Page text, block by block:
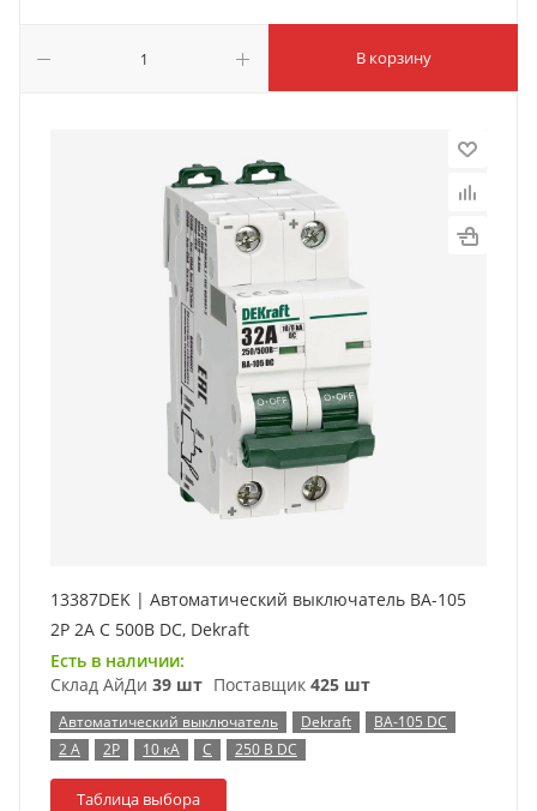
В корзину
13387DEK | Автоматический выключатель ВА-105
2P 2А C 500В DC, Dekraft
Есть в наличии:
Склад АйДи 39 шт Поставщик 425 шт
Автоматический выключатель Dekraft
ВА-105 DC
2 А
2P 10 кА C 250 В DC
Таблица выбора